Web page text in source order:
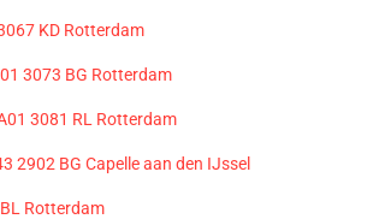
KD Rotterdam
3073 BG Rotterdam
3081 RL Rotterdam
2902 BG Capelle aan den IJssel
Rotterdam